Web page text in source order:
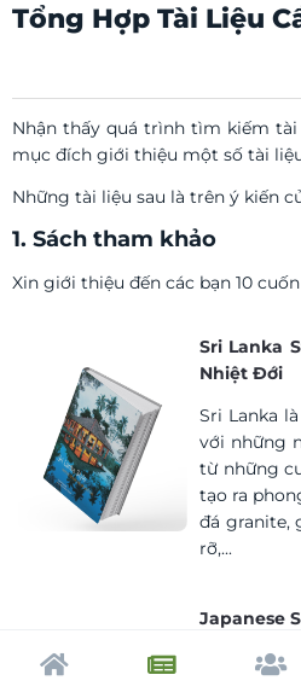
Tổng Hợp Tài Liệu
Nhận thấy quá trình tìm kiếm
mục đích giới thiệu một số tài
Những tài liệu sau là trên ý kiến
1. Sách tham khảo
Xin giới thiệu đến các bạn 10
Sri Lanka
Nhiệt Đới
Sri Lanka
với những
từ những
tạo ra
đá granite,
rỡ,...
Japanese
Thiết kế
Trang chủ Tạp chí